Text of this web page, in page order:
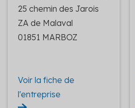
25 chemin des Jarois
ZA de Malaval
01851 MARBOZ
Voir la fiche de
l'entreprise